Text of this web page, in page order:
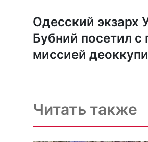
Одесский экзарх
Бубний посетил с
миссией
Читать также